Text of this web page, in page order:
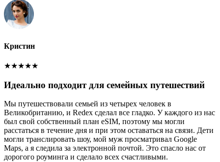
Кристин
★★★★★
Идеально подходит для семейных путешествий
Мы путешествовали семьей из четырех человек в
Великобританию, и Redex сделал все гладко. У каждого из нас
был свой собственный план eSIM, поэтому мы могли
расстаться в течение дня и при этом оставаться на связи. Дети
могли транслировать шоу, мой муж просматривал Google
Maps, а я следила за электронной почтой. Это спасло нас от
дорогого роуминга и сделало всех счастливыми.